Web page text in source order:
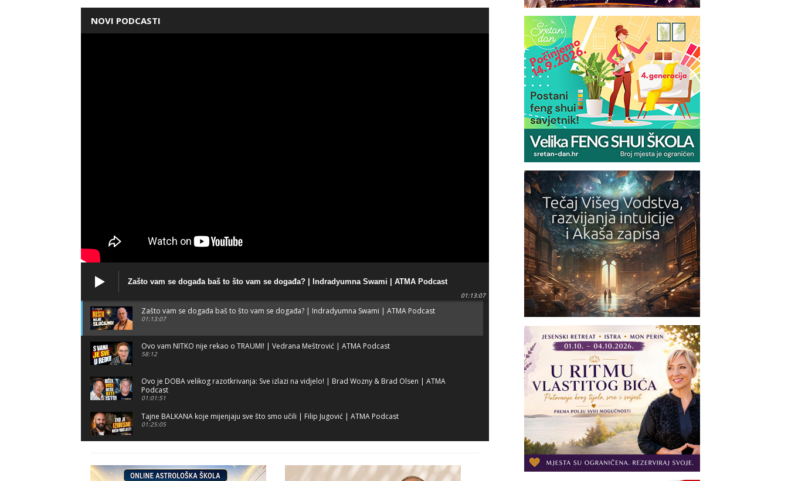
NOVI PODCASTI
Zašto vam se događa baš to što vam se događa? | Indradyumna Swami | ATMA Podcast
01:13:07
Zašto vam se događa baš to što vam se događa? | Indradyumna Swami | ATMA Podcast
01:13:07
Ovo vam NITKO nije rekao o TRAUMI! | Vedrana Meštrović | ATMA Podcast
58:12
Ovo je DOBA velikog razotkrivanja: Sve izlazi na vidjelo! | Brad Wozny & Brad Olsen | ATMA
Podcast
01:01:51
Tajne BALKANA koje mijenjaju sve što smo učili | Filip Jugović | ATMA Podcast
01:25:05